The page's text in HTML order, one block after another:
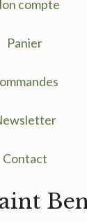
compte
Panier
Contact